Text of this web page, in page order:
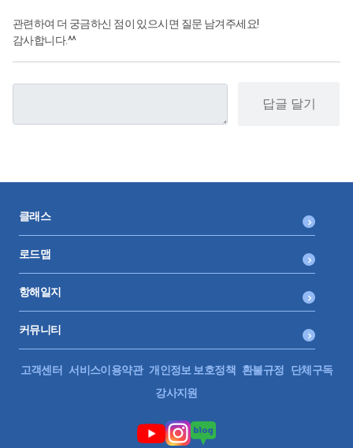
관련하여 더 궁금하신 점이 있으시면 질문 남겨주세요!
감사합니다.^^
답글 달기
클래스
로드맵
항해일지
커뮤니티
고객센터 서비스이용약관 개인정보 보호정책 환불규정
단체구독
강사지원